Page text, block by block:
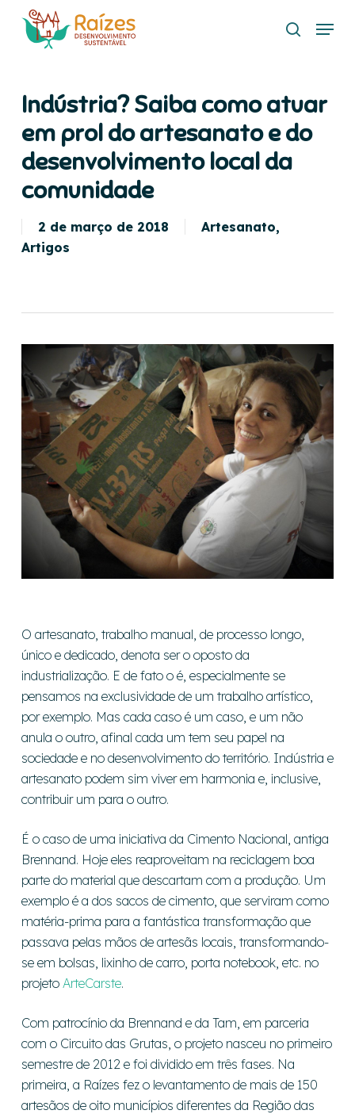
search
Menu
Indústria? Saiba como atuar
em prol do artesanato e do
desenvolvimento local da
comunidade
2 de março de 2018 Artesanato,
Artigos
O artesanato, trabalho manual, de processo longo,
único e dedicado, denota ser o oposto da
industrialização. E de fato o é, especialmente se
pensamos na exclusividade de um trabalho artístico,
por exemplo. Mas cada caso é um caso, e um não
anula o outro, afinal cada um tem seu papel na
sociedade e no desenvolvimento do território. Indústria e
artesanato podem sim viver em harmonia e, inclusive,
contribuir um para o outro.
É o caso de uma iniciativa da Cimento Nacional, antiga
Brennand. Hoje eles reaproveitam na reciclagem boa
parte do material que descartam com a produção. Um
exemplo é a dos sacos de cimento, que serviram como
matéria-prima para a fantástica transformação que
passava pelas mãos de artesãs locais, transformando-
se em bolsas, lixinho de carro, porta notebook, etc. no
projeto ArteCarste.
Com patrocínio da Brennand e da Tam, em parceria
com o Circuito das Grutas, o projeto nasceu no primeiro
semestre de 2012 e foi dividido em três fases. Na
primeira, a Raízes fez o levantamento de mais de 150
artesãos de oito municípios diferentes da Região das